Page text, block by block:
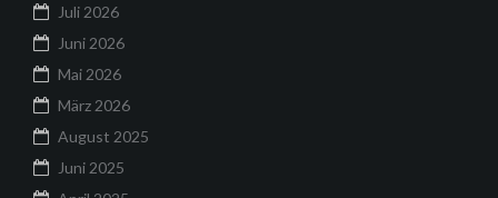
Juli 2026
Juni 2026
Mai 2026
März 2026
August 2025
Juni 2025